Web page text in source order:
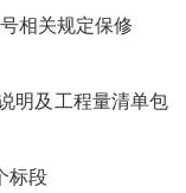
相关规定保修
明及工程量清单包
标段